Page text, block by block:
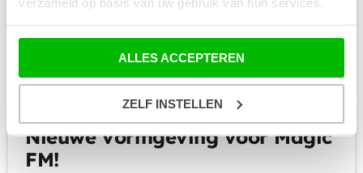
ALLES ACCEPTEREN
ZELF INSTELLEN
Nieuwe vormgeving voor Magic
FM!